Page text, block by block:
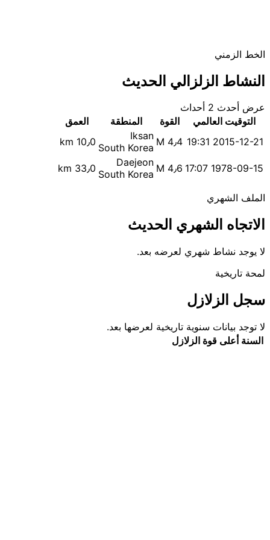
الخط الزمني
النشاط الزلزالي الحديث
عرض أحدث 2 أحداث
التوقيت العالمي
القوة المنطقة
العمق
2015-12-21 19:31
M 4٫4 Iksan
South Korea 10٫0 km
1978-09-15 17:07 M 4٫6 Daejeon
South Korea 33٫0 km
الملف الشهري
الاتجاه الشهري الحديث
لا يوجد نشاط شهري لعرضه بعد.
لمحة تاريخية
سجل الزلازل
لا توجد بيانات سنوية تاريخية لعرضها بعد.
السنة أعلى قوة الزلازل